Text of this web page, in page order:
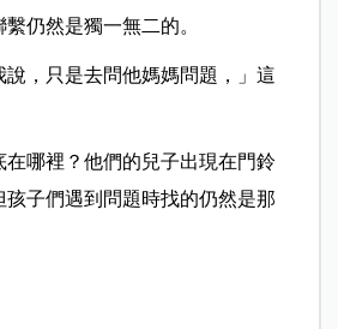
仍然是獨一無二的。
說，只是去問他媽媽問題，」這
哪裡？他們的兒子出現在門鈴
子們遇到問題時找的仍然是那